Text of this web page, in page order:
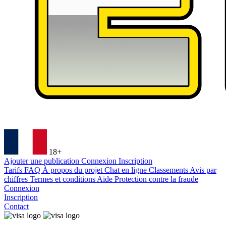
18+
Ajouter une publication Connexion Inscription
Tarifs FAQ À propos du projet Chat en ligne Classements Avis par
chiffres Termes et conditions Aide Protection contre la fraude
Connexion
Inscription
Contact